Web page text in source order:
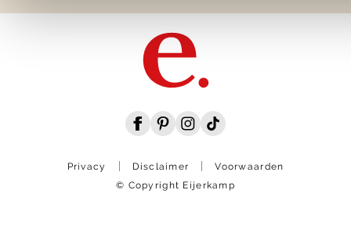
Privacy Disclaimer
Voorwaarden
© Copyright Eijerkamp